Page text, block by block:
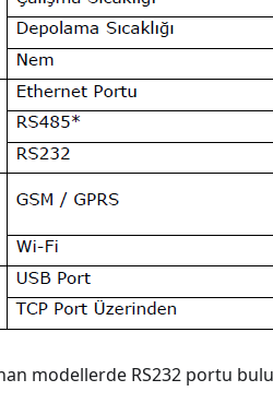
modellerde RS232 portu